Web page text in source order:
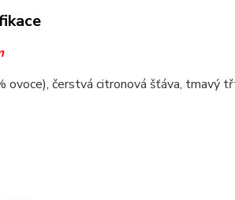
ovoce), čerstvá citronová šťáva, tmavý